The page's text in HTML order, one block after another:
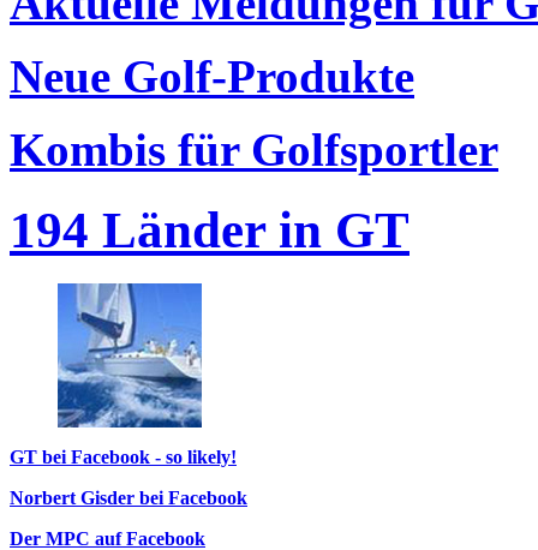
Neue Golf-Produkte
Kombis für Golfsportler
194 Länder in GT
GT bei Facebook - so likely!
Norbert Gisder bei Facebook
Der MPC auf Facebook